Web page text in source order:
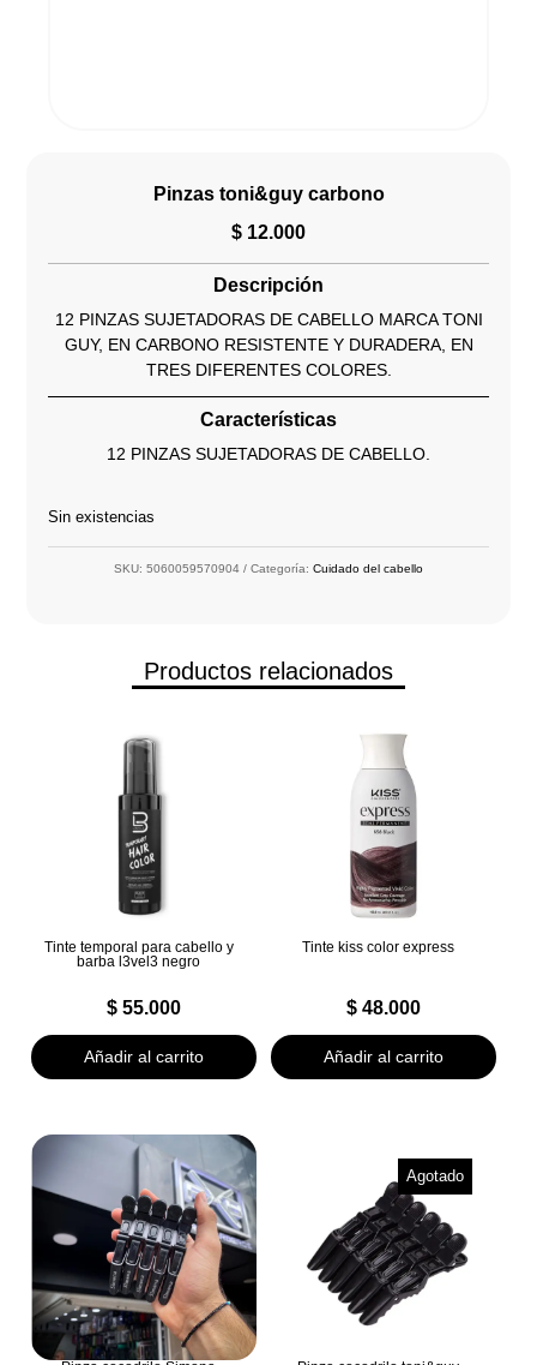
Pinzas toni&guy carbono
$ 12.000
Descripción
12 PINZAS SUJETADORAS DE CABELLO MARCA TONI
GUY, EN CARBONO RESISTENTE Y DURADERA, EN
TRES DIFERENTES COLORES.
Características
12 PINZAS SUJETADORAS DE CABELLO.
Sin existencias
SKU: 5060059570904 Categoría: Cuidado del cabello
Productos relacionados
Tinte temporal para cabello y
barba l3vel3 negro
$55.000
Añadir al carrito
Tinte kiss color express
$48.000
Añadir al carrito
Agotado